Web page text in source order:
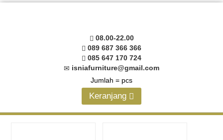
08.00-22.00
089 687 366 366
085 647 170 724
isniafurniture@gmail.com
Jumlah = pcs
Keranjang